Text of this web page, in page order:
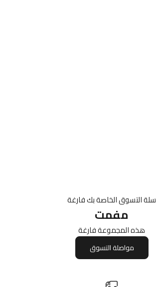
سلة التسوق الخاصة بك فارغة
مفمت
هذه المجموعة فارغة
مواصلة التسوق